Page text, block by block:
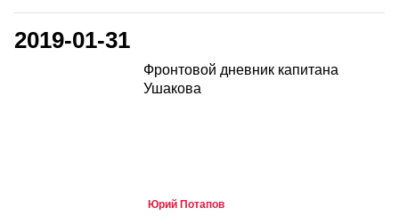
2019-01-31
Фронтовой дневник капитана
Ушакова
Юрий Потапов